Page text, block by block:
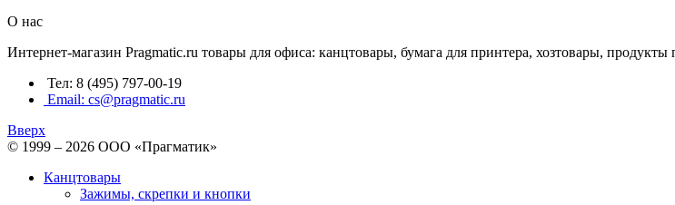
О нас
Интернет-магазин Pragmatic.ru товары для офиса: канцтовары, бумага для принтера, хозтовары,
Тел: 8 (495) 797-00-19
Email: cs@pragmatic.ru
Вверх
© 1999 – 2026 ООО «Прагматик»
Канцтовары
Зажимы, скрепки и кнопки